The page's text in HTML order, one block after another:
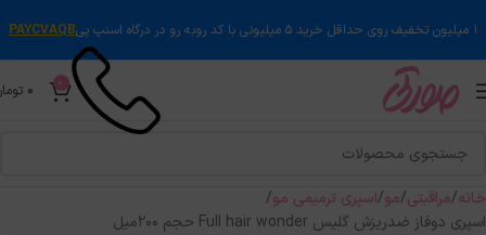
۱ میلیون تخفیف روی حداقل خرید ۵ میلیونی با کد روبه رو در درگاه اسنپ پی PAYCVAQB
0
0
خانه مراقبتی مو اسپری ترمیمی مو
اسپری دوفاز ضدریزش گلیس Full hair wonder حجم 200میل